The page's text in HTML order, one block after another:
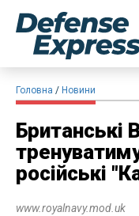
Головна Новини
Британські
російські
www.royalnavy.mod.uk